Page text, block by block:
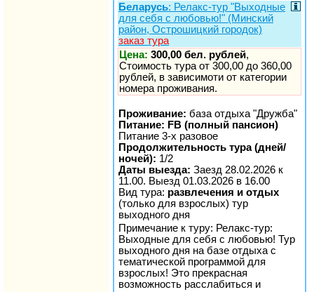
Беларусь: Релакс-тур "Выходные
для себя с любовью!" (Минский
район, Острошицкий городок)
заказ тура
Цена: 300,00 бел. рублей,
Стоимость тура от 300,00 до 360,00
рублей, в зависимоти от категории
номера проживания.
Проживание: база отдыха "Дружба"
Питание: FB (полный пансион)
Питание 3-х разовое
Продолжительность тура (дней/
ночей): 1/2
Даты выезда: Заезд 28.02.2026 к
11.00. Выезд 01.03.2026 в 16.00
Вид тура: развлечения и отдых
(только для взрослых) тур
выходного дня
Примечание к туру: Релакс-тур:
Выходные для себя с любовью! Тур
выходного дня на базе отдыха с
тематической программой для
взрослых! Это прекрасная
возможность расслабиться и